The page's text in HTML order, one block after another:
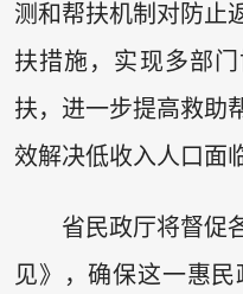
测和帮扶机制对防止
扶措施，实现多部
扶，进一步提高救助
效解决低收入人口面
省民政厅将督促
见》，确保这一惠